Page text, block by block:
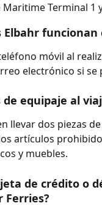
Terminal 1
funcionan
móvil al
electrónico si
equipaje al
llevar dos piezas
artículos
y muebles.
de crédito o
Ferries?